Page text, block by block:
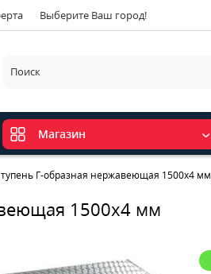
Выберите Ваш город!
Магазин
Г-образная нержавеющая 1500x4 мм
1500x4 мм